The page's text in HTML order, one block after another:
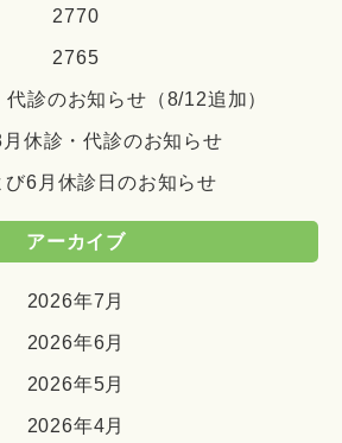
2770
2765
診のお知らせ（8/12追加）
休診・代診のお知らせ
び6月休診日のお知らせ
アーカイブ
2026年7月
2026年6月
2026年5月
2026年4月